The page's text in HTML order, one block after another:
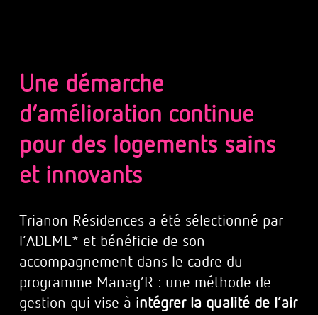
Une démarche
d’amélioration continue
pour des logements sains
et innovants
Trianon Résidences a été sélectionné par
l’ADEME* et bénéficie de son
accompagnement dans le cadre du
programme Manag’R : une méthode de
gestion qui vise à intégrer la qualité de l’air